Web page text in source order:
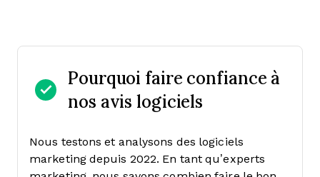
Pourquoi faire confiance à
nos avis logiciels
Nous testons et analysons des logiciels
marketing depuis 2022. En tant qu’experts